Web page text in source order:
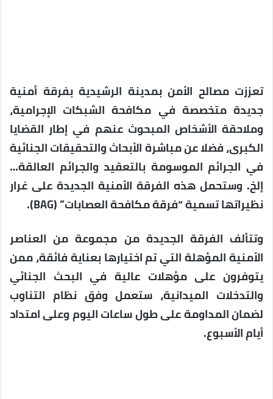
تعززت مصالح الأمن بمدينة الرشيدية بفرقة أمنية
جديدة متخصصة في مكافحة الشبكات الإجرامية،
وملاحقة الأشخاص المبحوث عنهم في إطار القضايا
الكبرى، فضلا عن مباشرة الأبحاث والتحقيقات الجنائية
في الجرائم الموسومة بالتعقيد والجرائم العالقة…
إلخ. وستحمل هذه الفرقة الأمنية الجديدة على غرار
نظيراتها تسمية “فرقة مكافحة العصابات” (BAG).
وتتألف الفرقة الجديدة من مجموعة من العناصر
الأمنية المؤهلة التي تم اختيارها بعناية فائقة، ممن
يتوفرون على مؤهلات عالية في البحث الجنائي
والتدخلات الميدانية، ستعمل وفق نظام التناوب
لضمان المداومة على طول ساعات اليوم وعلى امتداد
أيام الأسبوع.